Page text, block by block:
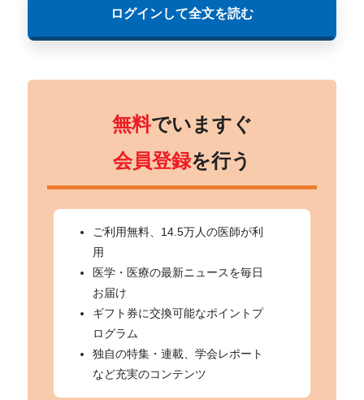
ログインして全文を読む
無料でいますぐ
会員登録を行う
ご利用無料、14.5万人の医師が利
用
医学・医療の最新ニュースを毎日
お届け
ギフト券に交換可能なポイントプ
ログラム
独自の特集・連載、学会レポート
など充実のコンテンツ